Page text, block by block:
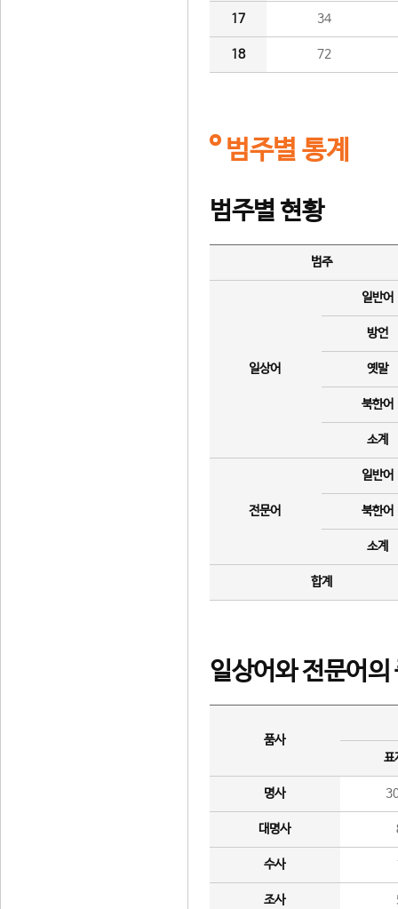
17 34
18 72
범주별 통계
범주별 현황
범주
일상어
일반어
방언
옛말
북한어
소계
전문어
일반어
북한어
소계
합계
일상어와 전문어의
품사
표
명사
대명사
수사
조사